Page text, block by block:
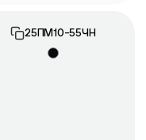
25ПМ10-55ЧН